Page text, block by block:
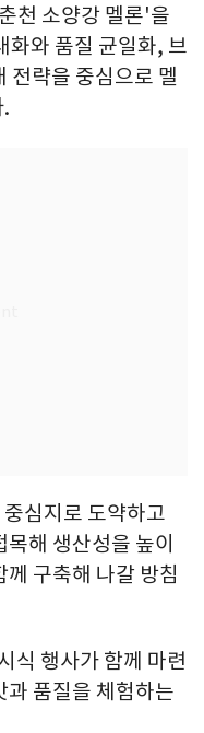
천 소양강 멜론'을
화와 품질 균일화, 브
전략을 중심으로 멜
심지로 도약하고
해 생산성을 높이
구축해 나갈 방침
식 행사가 함께 마련
과 품질을 체험하는